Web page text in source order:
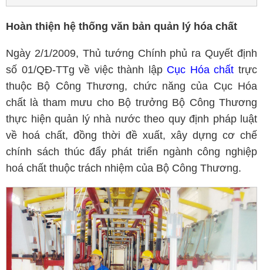
Hoàn thiện hệ thống văn bản quản lý hóa chất
Ngày 2/1/2009, Thủ tướng Chính phủ ra Quyết định
số 01/QĐ-TTg về việc thành lập Cục Hóa chất trực
thuộc Bộ Công Thương, chức năng của Cục Hóa
chất là tham mưu cho Bộ trưởng Bộ Công Thương
thực hiện quản lý nhà nước theo quy định pháp luật
về hoá chất, đồng thời đề xuất, xây dựng cơ chế
chính sách thúc đẩy phát triển ngành công nghiệp
hoá chất thuộc trách nhiệm của Bộ Công Thương.